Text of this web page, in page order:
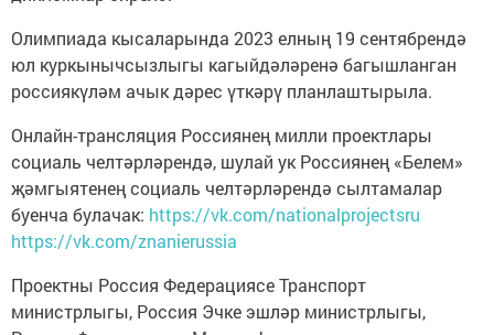
Олимпиада кысаларында 2023 елның 19 сентябрендә
юл куркынычсызлыгы кагыйдәләренә багышланган
россиякүләм ачык дәрес үткәрү планлаштырыла.
Онлайн-трансляция Россиянең милли проектлары
социаль челтәрләрендә, шулай ук Россиянең «Белем»
җәмгыятенең социаль челтәрләрендә сылтамалар
буенча булачак: https://vk.com/nationalprojectsru
https://vk.com/znanierussia
Проектны Россия Федерациясе Транспорт
министрлыгы, Россия Эчке эшләр министрлыгы,